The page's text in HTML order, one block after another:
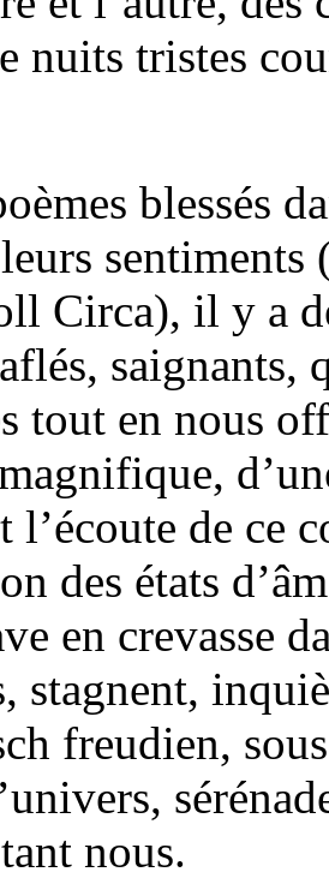
nuits tristes
blessés
sentiments
Circa), il y a
saignants,
tout en nous
de ce
des états
en crevasse
stagnent,
freudien,
nous.